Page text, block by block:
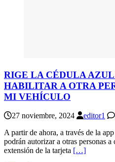
RIGE LA CÉDULA
HABILITAR A OTRA
MI VEHÍCULO
27 noviembre, 2024 editor1
A partir de ahora, a través de la
podrán autorizar a otras personas
extensión de la tarjeta […]